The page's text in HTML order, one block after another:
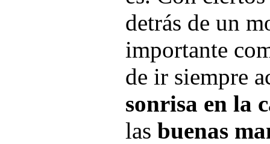
detrás de un
importante
de ir siempre
sonrisa en la
las buenas